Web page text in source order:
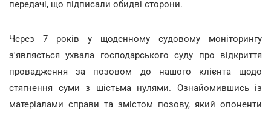
передачі, що підписали обидві сторони.
Через 7 років у щоденному судовому моніторингу
з'являється ухвала господарського суду про відкриття
провадження за позовом до нашого клієнта щодо
стягнення суми з шістьма нулями. Ознайомившись із
матеріалами справи та змістом позову, який опоненти